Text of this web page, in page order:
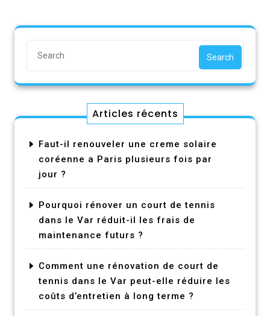
Search
Articles récents
Faut-il renouveler une creme solaire
coréenne a Paris plusieurs fois par
jour ?
Pourquoi rénover un court de tennis
dans le Var réduit-il les frais de
maintenance futurs ?
Comment une rénovation de court de
tennis dans le Var peut-elle réduire les
coûts d’entretien à long terme ?